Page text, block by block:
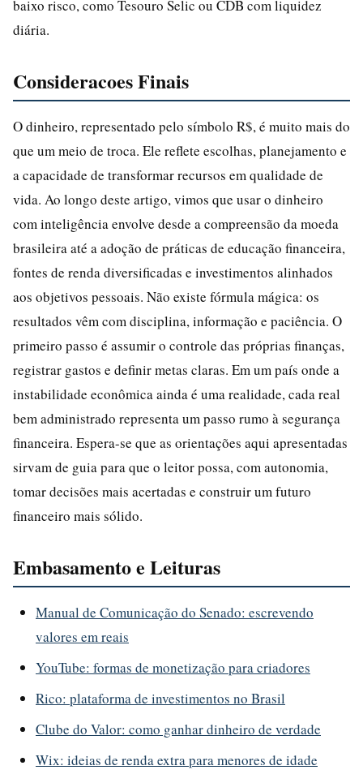
baixo risco, como Tesouro Selic ou CDB com liquidez
diária.
Consideracoes Finais
O dinheiro, representado pelo símbolo R$, é muito mais do
que um meio de troca. Ele reflete escolhas, planejamento e
a capacidade de transformar recursos em qualidade de
vida. Ao longo deste artigo, vimos que usar o dinheiro
com inteligência envolve desde a compreensão da moeda
brasileira até a adoção de práticas de educação financeira,
fontes de renda diversificadas e investimentos alinhados
aos objetivos pessoais. Não existe fórmula mágica: os
resultados vêm com disciplina, informação e paciência. O
primeiro passo é assumir o controle das próprias finanças,
registrar gastos e definir metas claras. Em um país onde a
instabilidade econômica ainda é uma realidade, cada real
bem administrado representa um passo rumo à segurança
financeira. Espera-se que as orientações aqui apresentadas
sirvam de guia para que o leitor possa, com autonomia,
tomar decisões mais acertadas e construir um futuro
financeiro mais sólido.
Embasamento e Leituras
Manual de Comunicação do Senado: escrevendo
valores em reais
YouTube: formas de monetização para criadores
Rico: plataforma de investimentos no Brasil
Clube do Valor: como ganhar dinheiro de verdade
Wix: ideias de renda extra para menores de idade